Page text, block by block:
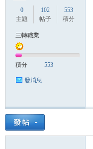
帶
0
主題
102
帖子
553
積分
三轉職業
積分 553
發消息